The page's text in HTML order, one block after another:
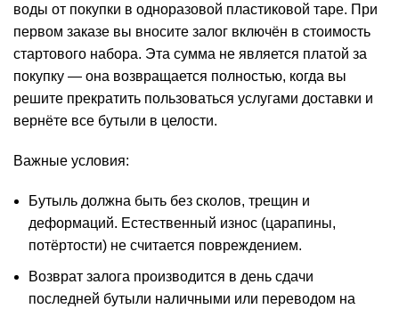
воды от покупки в одноразовой пластиковой таре. При
первом заказе вы вносите залог включён в стоимость
стартового набора. Эта сумма не является платой за
покупку — она возвращается полностью, когда вы
решите прекратить пользоваться услугами доставки и
вернёте все бутыли в целости.
Важные условия:
Бутыль должна быть без сколов, трещин и
деформаций. Естественный износ (царапины,
потёртости) не считается повреждением.
Возврат залога производится в день сдачи
последней бутыли наличными или переводом на